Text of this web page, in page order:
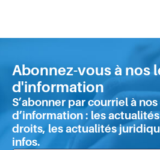
situation
précarité
que
retenir
de
l'enquête
?
Abonnez-vous à nos
d'information
S’abonner par courriel à
d’information : les
droits, les actualités
infos.